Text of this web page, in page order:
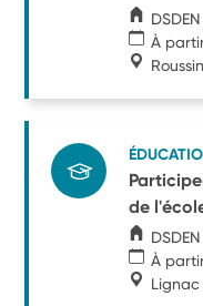
À
de
À
Lignac